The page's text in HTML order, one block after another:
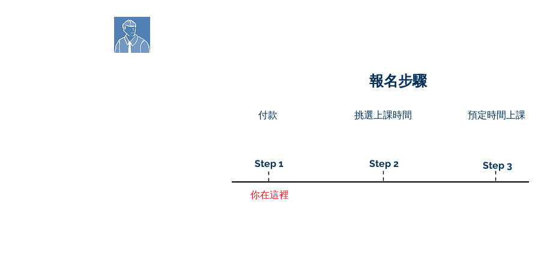
​報名步驟
付款
Step 1
挑選上課時間
Step 2
預定時間上課
Step 3
你在這裡